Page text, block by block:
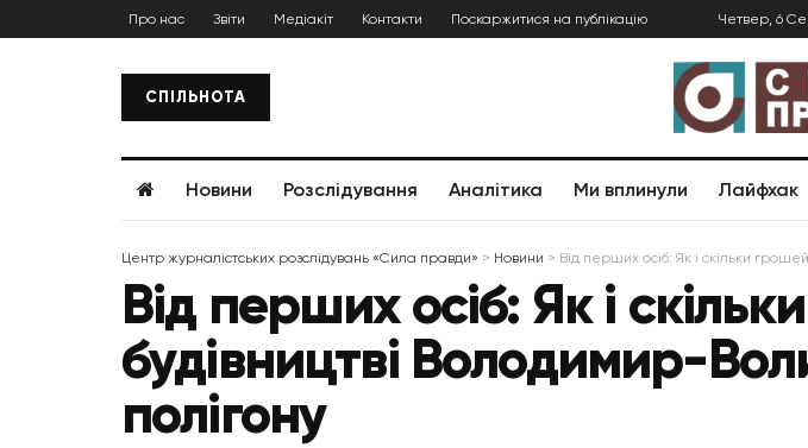
Про нас Звіти Медіакіт Контакти Поскаржитися на публікацію Четвер, 6
СПІЛЬНОТА
Новини Розслідування Аналітика Ми вплинули Лайфхак
Центр журналістських розслідувань «Сила правди» > Новини > Від перших осіб: Як і скільки
Від перших осіб: Як і
будівництві Володимир-
полігону